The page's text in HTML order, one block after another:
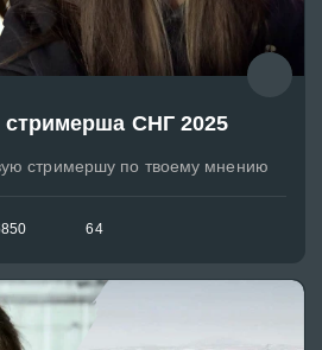
СНГ 2025
стримершу по твоему мнению
64